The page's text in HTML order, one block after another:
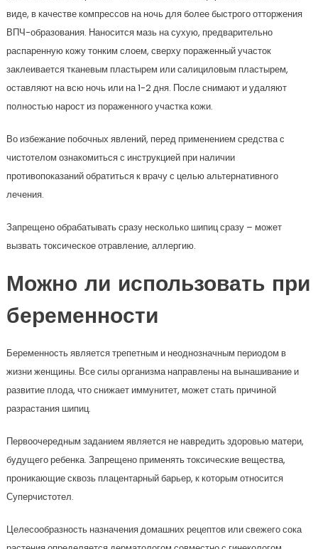
виде, в качестве компрессов на ночь для более быстрого отторжения
ВПЧ-образования. Наносится мазь на сухую, предварительно
распаренную кожу тонким слоем, сверху пораженный участок
заклеивается тканевым пластырем или салициловым пластырем,
оставляют на всю ночь или на 1-2 дня. После снимают и удаляют
полностью нарост из пораженного участка кожи.
Во избежание побочных явлений, перед применением средства с
чистотелом ознакомиться с инструкцией при наличии
противопоказаний обратиться к врачу с целью альтернативного
лечения.
Запрещено обрабатывать сразу несколько шипиц сразу – может
вызвать токсическое отравление, аллергию.
Можно ли использовать при
беременности
Беременность является трепетным и неоднозначным периодом в
жизни женщины. Все силы организма направлены на вынашивание и
развитие плода, что снижает иммунитет, может стать причиной
разрастания шипиц.
Первоочередным заданием является не навредить здоровью матери,
будущего ребенка. Запрещено применять токсические вещества,
проникающие сквозь плацентарный барьер, к которым относится
Суперчистотел.
Целесообразность назначения домашних рецептов или свежего сока